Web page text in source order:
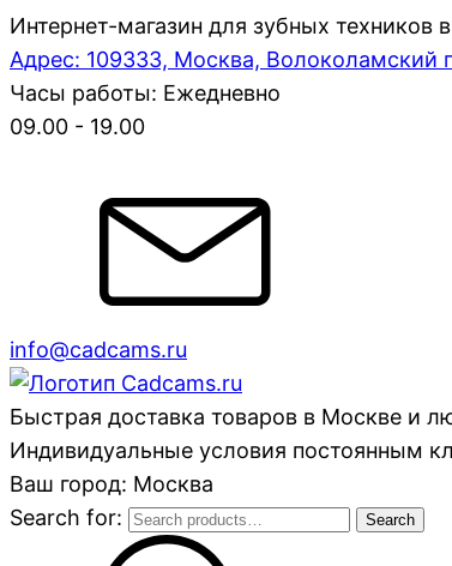
Интернет-магазин для зубных техников
Адрес: 109333, Москва, Волоколамский
Часы работы: Ежедневно
09.00 - 19.00
info@cadcams.ru
Быстрая доставка товаров в Москве и
Индивидуальные условия постоянным
Ваш город: Москва
Search for:
Search